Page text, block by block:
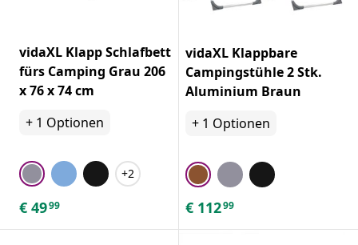
vidaXL Klapp Schlafbett
fürs Camping Grau 206
x 76 x 74 cm
+ 1 Optionen
+2
€ 4999
vidaXL Klappbare
Campingstühle 2 Stk.
Aluminium Braun
+ 1 Optionen
€ 11299